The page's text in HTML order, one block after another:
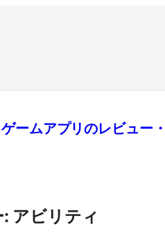
ームアプリのレビュー
: アビリティ